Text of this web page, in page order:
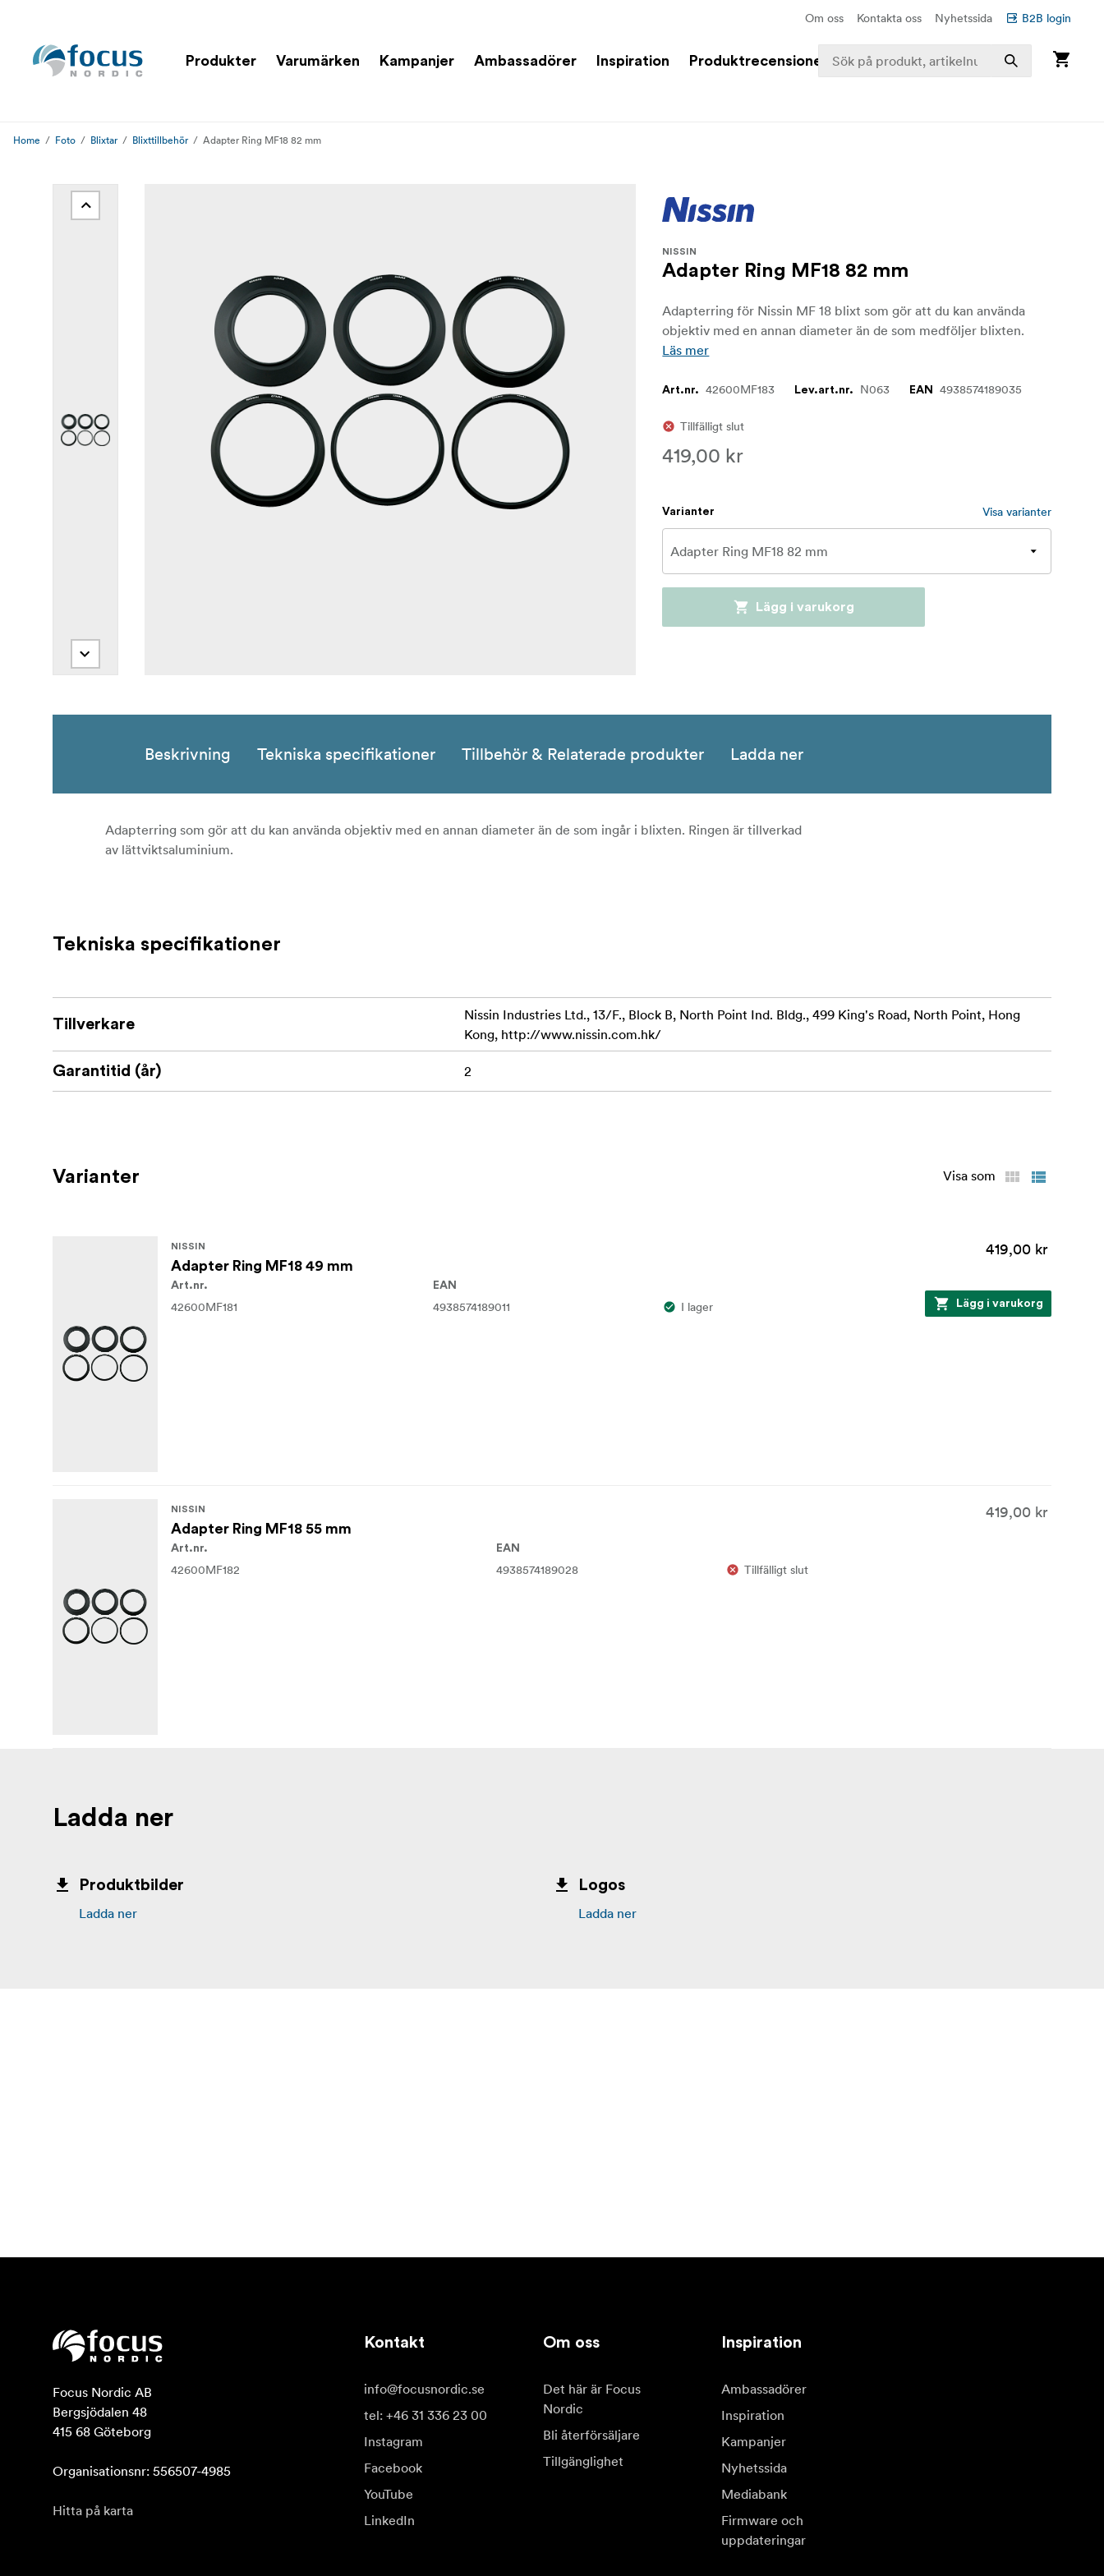
Om oss Kontakta oss Nyhetssida B2B login
Produkter Varumärken Kampanjer Ambassadörer Inspiration Produktrecensioner
Home Foto Blixtar Blixttillbehör Adapter Ring MF18 82 mm
NISSIN
Adapter Ring MF18 82 mm
Adapterring för Nissin MF 18 blixt som gör att du kan använda
objektiv med en annan diameter än de som medföljer blixten.
Läs mer
Art.nr. 42600MF183 Lev.art.nr. N063 EAN 4938574189035
Tillfälligt slut
419,00 kr
Varianter Visa varianter
Lägg i varukorg
Beskrivning Tekniska specifikationer Tillbehör & Relaterade produkter Ladda ner
Adapterring som gör att du kan använda objektiv med en annan diameter än de som ingår i blixten. Ringen är tillverkad
av lättviktsaluminium.
Tekniska specifikationer
Tillverkare
Nissin Industries Ltd., 13/F., Block B, North Point Ind. Bldg., 499 King's Road, North Point, Hong
Kong, http://www.nissin.com.hk/
Garantitid (år) 2
Varianter Visa som
NISSIN
Adapter Ring MF18 49 mm
419,00 kr
Art.nr.
42600MF181
EAN
4938574189011 I lager Lägg i varukorg
NISSIN
Adapter Ring MF18 55 mm
419,00 kr
Art.nr.
42600MF182
EAN
4938574189028 Tillfälligt slut
Ladda ner
Produktbilder
Ladda ner
Logos
Ladda ner
Focus Nordic AB
Bergsjödalen 48
415 68 Göteborg
Organisationsnr: 556507-4985
Hitta på karta
Kontakt
info@focusnordic.se
tel: +46 31 336 23 00
Instagram
Facebook
YouTube
LinkedIn
Om oss
Det här är Focus
Nordic
Bli återförsäljare
Tillgänglighet
Inspiration
Ambassadörer
Inspiration
Kampanjer
Nyhetssida
Mediabank
Firmware och
uppdateringar